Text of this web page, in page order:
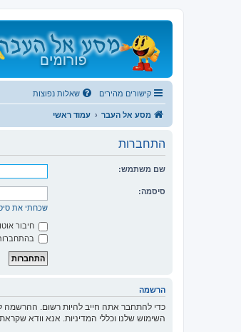
קישורים מהירים שאלות נפוצות
מסע אל העבר עמוד ראשי
התחברות
שם משתמש:
סיסמה:
שכחתי את
חיבור
הרשמה
כדי להתחבר אתה חייב להיות רשום. ההרשמה
השימוש שלנו וכללי המדיניות. אנא וודא